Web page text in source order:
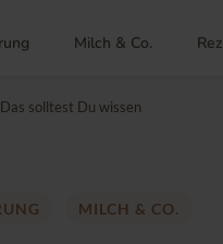
Milch & Co.
solltest Du wissen
MILCH & CO.